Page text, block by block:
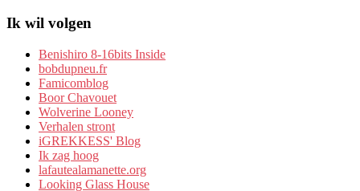
Ik wil volgen
Benishiro 8-16bits Inside
bobdupneu.fr
Famicomblog
Boor Chavouet
Wolverine Looney
Verhalen stront
iGREKKESS' Blog
Ik zag hoog
lafautealamanette.org
Looking Glass House